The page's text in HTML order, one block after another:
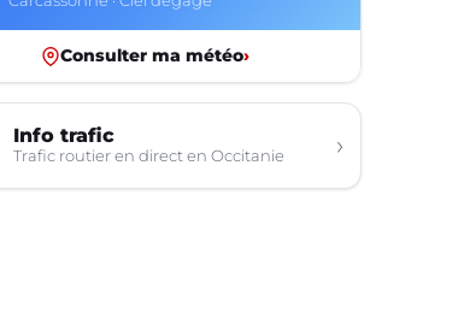
Consulter ma météo›
Info trafic
Trafic routier en direct en Occitanie ›